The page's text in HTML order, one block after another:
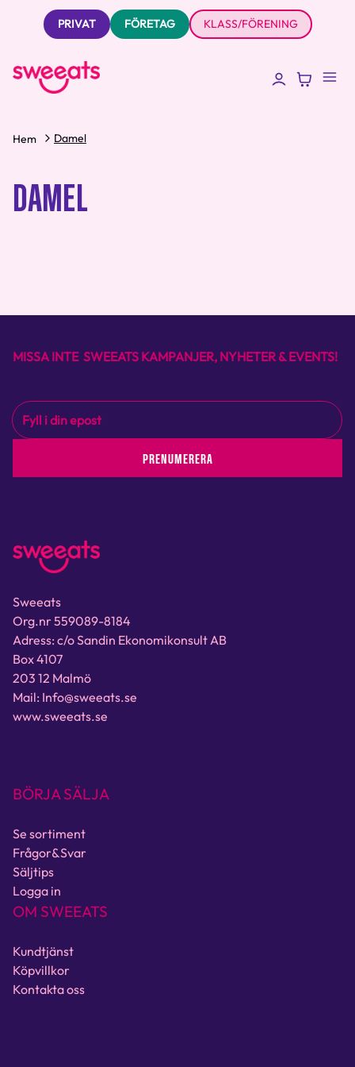
PRIVAT FÖRETAG KLASS/FÖRENING
Hem Damel
DAMEL
MISSA INTE SWEEATS KAMPANJER, NYHETER & EVENTS!
PRENUMERERA
Sweeats
Org.nr 559089-8184
Adress: c/o Sandin Ekonomikonsult AB
Box 4107
203 12 Malmö
Mail: Info@sweeats.se
www.sweeats.se
BÖRJA SÄLJA
Se sortiment
Frågor&Svar
Säljtips
Logga in
OM SWEEATS
Kundtjänst
Köpvillkor
Kontakta oss